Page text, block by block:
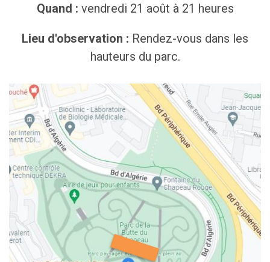
Quand : vendredi 21 août à 21 heures
Lieu d'observation : Rendez-vous dans les
hauteurs du parc.